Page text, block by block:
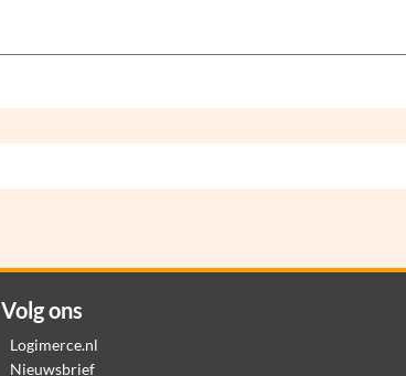
Volg ons
Logimerce.nl
Nieuwsbrief